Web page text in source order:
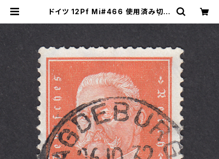
ドイツ 12Pf Mi#466 使用済み切手
ングスタンプのネットショップ | You